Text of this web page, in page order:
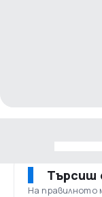
Търсиш
На правилното